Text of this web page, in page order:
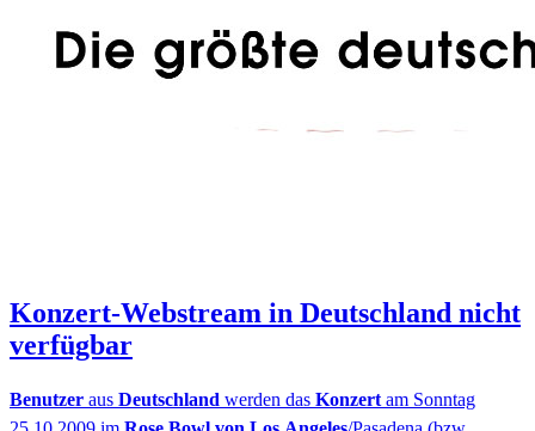
Konzert-Webstream in Deutschland nicht
verfügbar
Benutzer aus Deutschland werden das Konzert am Sonntag